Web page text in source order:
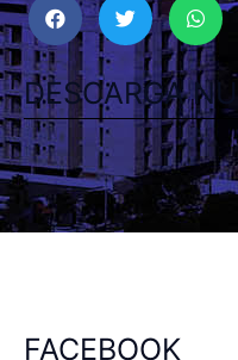
DESCARGA
FACEBOOK